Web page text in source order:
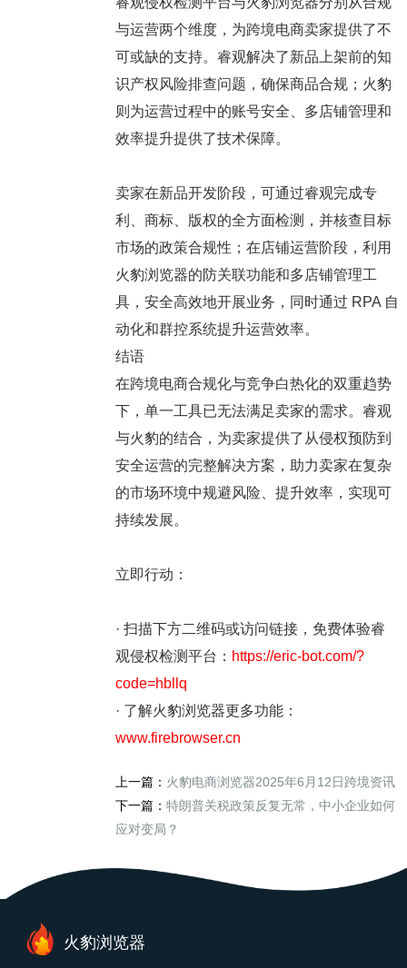
与运营两个维度，为跨境电商卖家提供了不
可或缺的支持。睿观解决了新品上架前的知
识产权风险排查问题，确保商品合规；火豹
则为运营过程中的账号安全、多店铺管理和
效率提升提供了技术保障。
卖家在新品开发阶段，可通过睿观完成专
利、商标、版权的全方面检测，并核查目标
市场的政策合规性；在店铺运营阶段，利用
火豹浏览器的防关联功能和多店铺管理工
具，安全高效地开展业务，同时通过 RPA 自
动化和群控系统提升运营效率。
结语
在跨境电商合规化与竞争白热化的双重趋势
下，单一工具已无法满足卖家的需求。睿观
与火豹的结合，为卖家提供了从侵权预防到
安全运营的完整解决方案，助力卖家在复杂
的市场环境中规避风险、提升效率，实现可
持续发展。
立即行动：
· 扫描下方二维码或访问链接，免费体验睿
观侵权检测平台： https://eric-bot.com/?
code=hbllq
· 了解火豹浏览器更多功能：
www.firebrowser.cn
上一篇： 火豹电商浏览器2025年6月12日跨境资讯
下一篇： 特朗普关税政策反复无常，中小企业如何
应对变局？
火豹浏览器